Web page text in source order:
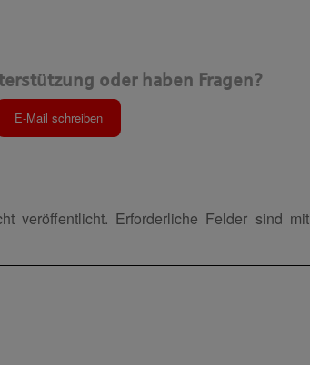
oder haben Fragen?
E-Mail schreiben
veröffentlicht. Erforderliche Felder sind mit